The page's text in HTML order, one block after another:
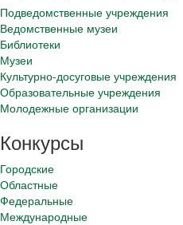
Подведомственные учреждения
Ведомственные музеи
Библиотеки
Музеи
Культурно-досуговые учреждения
Образовательные учреждения
Молодежные организации
Конкурсы
Городские
Областные
Федеральные
Международные